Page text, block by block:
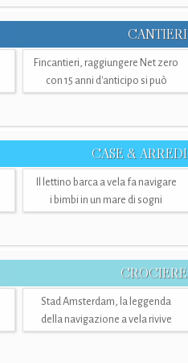
CANTIERI
Fincantieri, raggiungere Net zero
con 15 anni d'anticipo si può
CASE & ARREDI
Il lettino barca a vela fa navigare
i bimbi in un mare di sogni
CROCIERE
Stad Amsterdam, la leggenda
della navigazione a vela rivive